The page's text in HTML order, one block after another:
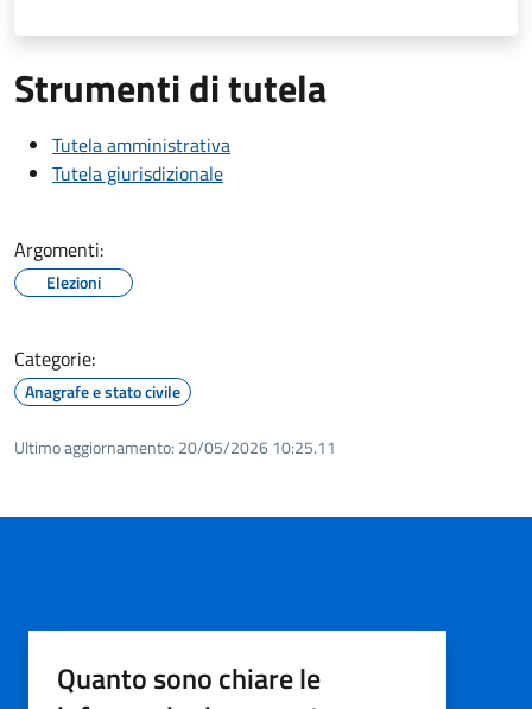
Strumenti di tutela
Tutela amministrativa
Tutela giurisdizionale
Argomenti:
Elezioni
Categorie:
Anagrafe e stato civile
Ultimo aggiornamento: 20/05/2026 10:25.11
Quanto sono chiare le